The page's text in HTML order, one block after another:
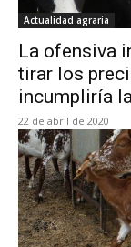
Actualidad agraria
La ofensiva
tirar los
incumpliría
22 de abril de 2020